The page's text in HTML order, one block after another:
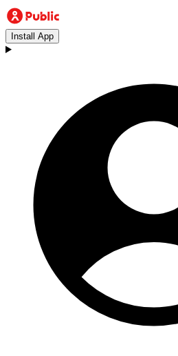
Install App